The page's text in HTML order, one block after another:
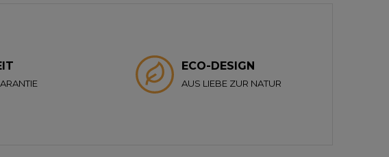
ECO-DESIGN
AUS LIEBE ZUR NATUR